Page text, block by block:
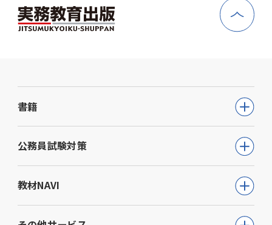
書籍
公務員試験
教員採用試験
就職・資格・検定
教育・学参
公務員試験対策
公務員試験について知る
通信講座
教材NAVI
高等学校向け事業